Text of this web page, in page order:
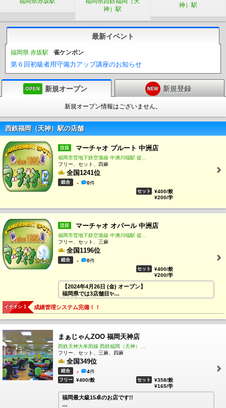
神）駅
神）駅
最新イベント
福岡県 赤坂駅 雀ケンポン
第６回初級者用守備力アップ講座のお知らせ
OPEN 新規オープン NEW 新規登録
新規オープン情報はございません。
西鉄福岡（天神）駅の店舗
注目 マーチャオ プルート 中洲店
フリー、セット、四麻
全国1241位
総合 - 0件
セット
¥400/般
¥200/学
注目 マーチャオ オパール 中洲店
フリー、セット、三麻
全国1196位
総合 - 0件
セット
¥400/般
¥200/学
【2024年4月26日 (金) オープン】
福岡県では3店舗目✨
オパールは3人麻雀専門店となります🀄
県内屈指の繁華街、屋台で賑わう街・中洲にマーチャオが
誕生★
皆様のご来店を心よりお待ちしております！
イチオシ 1 成績管理システム完備！！
まぁじゃんZOO 福岡天神店
フリー、セット、三麻、四麻
全国349位
総合 - 4件
フリー ¥400/般 セット
¥358/般
¥165/学
福岡最大級15卓のお店です!!